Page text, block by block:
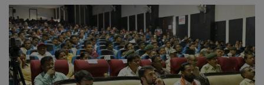
संपादकीय
धर्म
लाइफ स्टाइल